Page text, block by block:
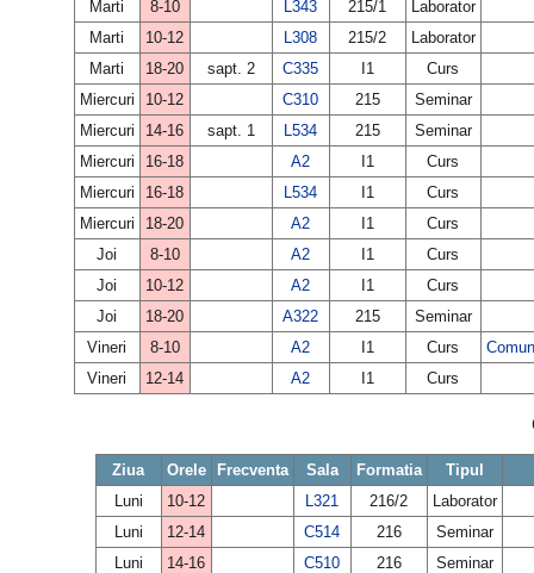
Marti 8-10 L343 215/1
Laborator
Marti
10-12 L308 215/2
Laborator
Marti
18-20 sapt. 2 C335 I1
Curs
Miercuri
10-12 C310 215
Seminar
Miercuri
14-16 sapt. 1 L534 215
Seminar
Miercuri
16-18 A2 I1
Curs
Miercuri
16-18 L534 I1
Curs
Miercuri
18-20 A2 I1
Curs
Joi
8-10 A2 I1
Curs
Joi
10-12 A2 I1
Curs
Joi
18-20 A322 215
Seminar
Vineri
8-10 A2 I1 Curs
Vineri
12-14 A2 I1 Curs
Ziua Orele Frecventa Sala Formatia
Tipul
Luni
10-12 L321 216/2
Laborator
Luni
12-14 C514 216
Seminar
Luni
14-16 C510 216
Seminar